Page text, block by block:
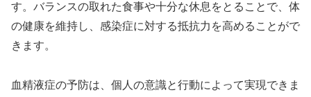
す。バランスの取れた食事や十分な休息をとることで、体
の健康を維持し、感染症に対する抵抗力を高めることがで
きます。
血精液症の予防は、個人の意識と行動によって実現できま